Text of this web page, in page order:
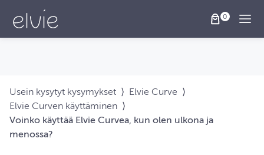
Usein kysytyt kysymykset ⟩ Elvie Curve ⟩
Elvie Curven käyttäminen ⟩
Voinko käyttää Elvie Curvea, kun olen ulkona ja
menossa?